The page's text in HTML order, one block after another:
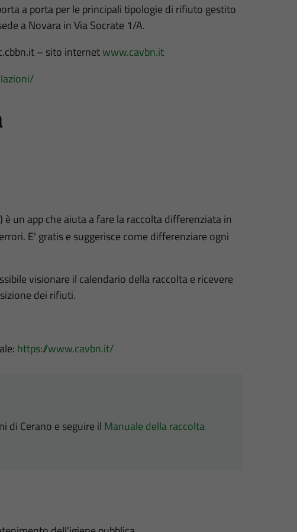
a porta per le principali tipologie di rifiuto gestito
a Novara in Via Socrate 1/A.
– sito internetwww.cavbn.it
) è un app che aiuta a fare la raccolta differenziata in
E' gratis e suggerisce come differenziare ogni
visionare il calendario della raccolta e ricevere
dei rifiuti.
https://www.cavbn.it/
di Cerano e seguire il Manuale della raccolta